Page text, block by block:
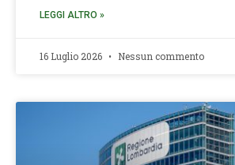
LEGGI ALTRO »
16 Luglio 2026 Nessun commento